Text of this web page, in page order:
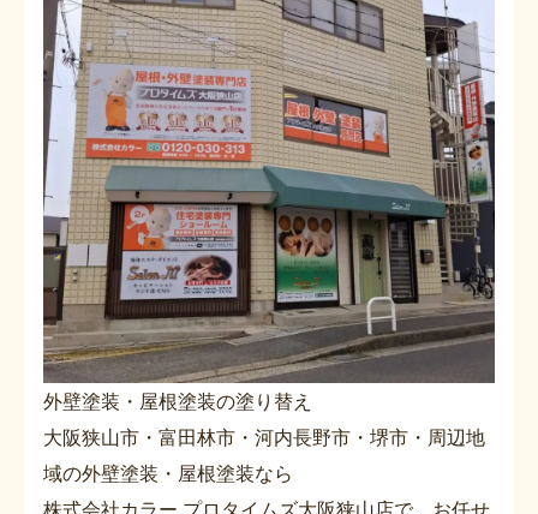
外壁塗装・屋根塗装の塗り替え
大阪狭山市・富田林市・河内長野市・堺市・周辺地
域の外壁塗装・屋根塗装なら
株式会社カラー プロタイムズ大阪狭山店で、お任せ